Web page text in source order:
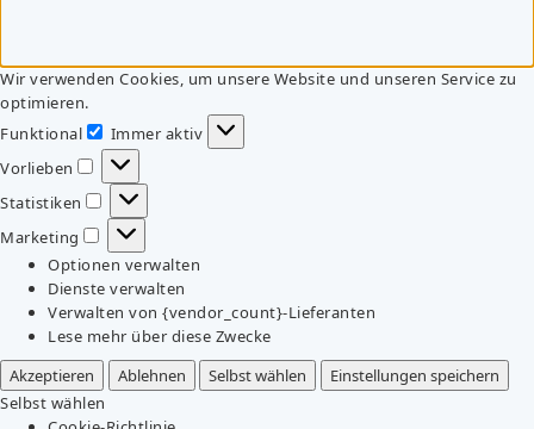
Wir verwenden Cookies, um unsere Website und unseren Service zu
optimieren.
Funktional
Funktional
Immer aktiv
Vorlieben
Vorlieben
Statistiken
Statistiken
Marketing
Marketing
Optionen verwalten
Dienste verwalten
Verwalten von {vendor_count}-Lieferanten
Lese mehr über diese Zwecke
Akzeptieren
Ablehnen Selbst wählen
Einstellungen speichern
Selbst wählen